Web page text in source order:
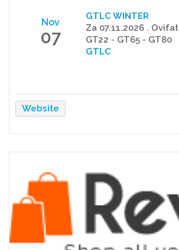
Nov
07
GTLC WINTER
Za 07.11.2026 . Ovifat
GT22 - GT65 - GT80
GTLC
Website